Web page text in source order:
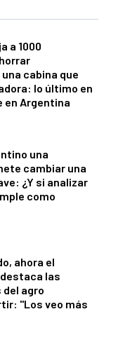
a 1000
cabina que
lo último en
en Argentina
una
cambiar una
¿Y si analizar
como
ahora el
las
agro
"Los veo más